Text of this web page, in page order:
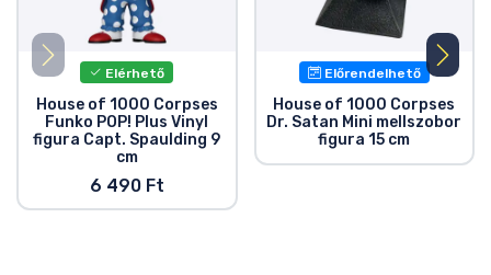
Elérhető
House of 1000 Corpses
Funko POP! Plus Vinyl
figura Capt. Spaulding 9
cm
6 490 Ft
Előrendelhető
House of 1000 Corpses
Dr. Satan Mini mellszobor
figura 15 cm